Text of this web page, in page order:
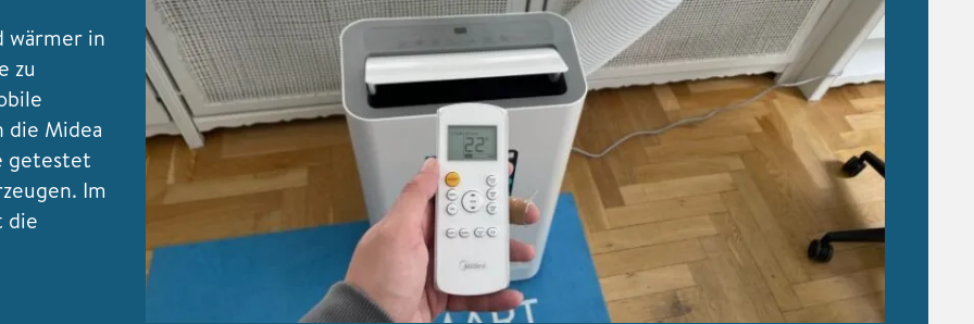
wärmer in
zu
die Midea
getestet
Im
die